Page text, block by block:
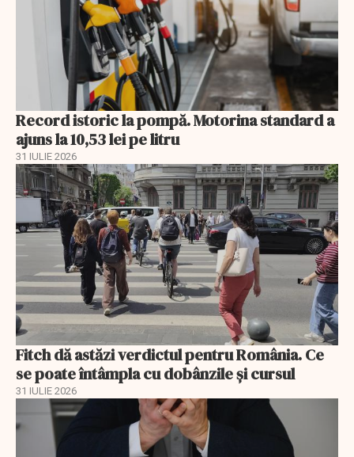
Record istoric la pompă. Motorina standard a
ajuns la 10,53 lei pe litru
31 IULIE 2026
Fitch dă astăzi verdictul pentru România. Ce
se poate întâmpla cu dobânzile și cursul
31 IULIE 2026